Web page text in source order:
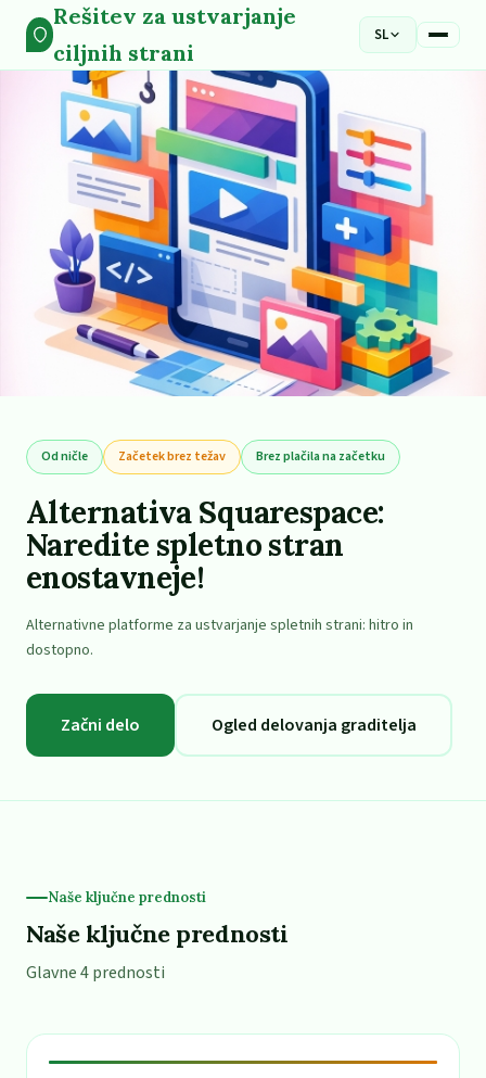
Rešitev za ustvarjanje
ciljnih strani
SL
Od ničle Začetek brez težav Brez plačila na začetku
Alternativa Squarespace:
Naredite spletno stran
enostavneje!
Alternativne platforme za ustvarjanje spletnih strani: hitro in
dostopno.
Začni delo Ogled delovanja graditelja
Naše ključne prednosti
Naše ključne prednosti
Glavne 4 prednosti